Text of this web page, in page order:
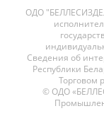
ОДО
Сведения об
Республики
Торговом
© ОДО